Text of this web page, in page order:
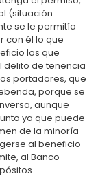
(situación
se le permitía
con él lo que
los que
delito de tenencia
portadores, que
porque se
aunque
ya que puede
de la minoría
al beneficio
al Banco